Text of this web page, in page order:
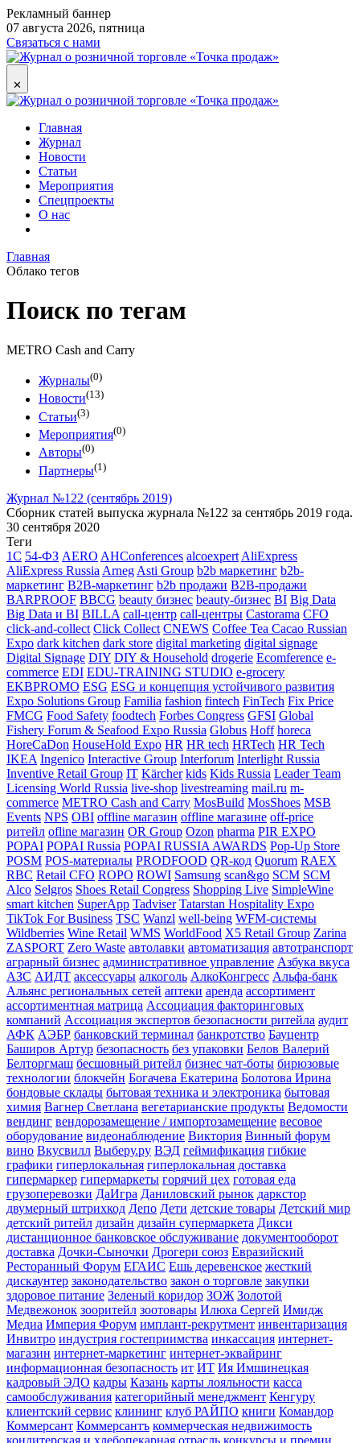
Рекламный баннер
07 августа 2026, пятница
Связаться с нами
✕
Главная
Журнал
Новости
Статьи
Мероприятия
Спецпроекты
О нас
Главная
Облако тегов
Поиск по тегам
METRO Cash and Carry
Журналы(0)
Новости(13)
Статьи(3)
Мероприятия(0)
Авторы(0)
Партнеры(1)
Журнал №122 (сентябрь 2019)
Сборник статей выпуска журнала №122 за сентябрь 2019 года.
30 сентября 2020
Теги
1С 54-ФЗ AERO AHConferences alcoexpert AliExpress
AliExpress Russia Arneg Asti Group b2b маркетинг b2b-
маркетинг B2B-маркетинг b2b продажи B2B-продажи
BARPROOF BBCG beauty бизнес beauty-бизнес BI Big Data
Big Data и BI BILLA call-центр call-центры Castorama CFO
click-and-collect Click Collect CNEWS Coffee Tea Cacao Russian
Expo dark kitchen dark store digital marketing digital signage
Digital Signage DIY DIY & Household drogerie Ecomference e-
commerce EDI EDU-TRAINING STUDIO e-grocery
EKBPROMO ESG ESG и концепция устойчивого развития
Expo Solutions Group Familia fashion fintech FinTech Fix Price
FMCG Food Safety foodtech Forbes Congress GFSI Global
Fishery Forum & Seafood Expo Russia Globus Hoff horeca
HoreCaDon HouseHold Expo HR HR tech HRTech HR Tech
IKEA Ingenico Interactive Group Interforum Interlight Russia
Inventive Retail Group IT Kärcher kids Kids Russia Leader Team
Licensing World Russia live-shop livestreaming mail.ru m-
commerce METRO Cash and Carry MosBuild MosShoes MSB
Events NPS OBI offline магазин offline магазине off-price
ритейл ofline магазин OR Group Ozon pharma PIR EXPO
POPAI POPAI Russia POPAI RUSSIA AWARDS Pop-Up Store
POSM POS-материалы PRODFOOD QR-код Quorum RAEX
RBC Retail CFO ROPO ROWI Samsung scan&go SCM SCM
Alco Selgros Shoes Retail Congress Shopping Live SimpleWine
smart kitchen SuperApp Tadviser Tatarstan Hospitality Expo
TikTok For Business TSC Wanzl well-being WFM-системы
Wildberries Wine Retail WMS WorldFood X5 Retail Group Zarina
ZASPORT Zero Waste автолавки автоматизация автотранспорт
аграрный бизнес административное управление Азбука вкуса
АЗС АИДТ аксессуары алкоголь АлкоКонгресс Альфа-банк
Альянс региональных сетей аптеки аренда ассортимент
ассортиментная матрица Ассоциация факторинговых
компаний Ассоциация экспертов безопасности ритейла аудит
АФК АЭБР банковский терминал банкротство Бауцентр
Баширов Артур безопасность без упаковки Белов Валерий
Белторгмаш бесшовный ритейл бизнес чат-боты бирюзовые
технологии блокчейн Богачева Екатерина Болотова Ирина
бондовые склады бытовая техника и электроника бытовая
химия Вагнер Светлана вегетарианские продукты Ведомости
вендинг вендорозамещение / импортозамещение весовое
оборудование видеонаблюдение Виктория Винный форум
вино Вкусвилл Выберу.ру ВЭД геймификация гибкие
графики гиперлокальная гиперлокальная доставка
гипермаркер гипермаркеты горячий цех готовая еда
грузоперевозки ДаИгра Даниловский рынок даркстор
двумерный штрихкод Депо Дети детские товары Детский мир
детский ритейл дизайн дизайн супермаркета Дикси
дистанционное банковское обслуживание документооборот
доставка Дочки-Сыночки Дрогери союз Евразийский
Ресторанный Форум ЕГАИС Ешь деревенское жесткий
дискаунтер законодательство закон о торговле закупки
здоровое питание Зеленый коридор ЗОЖ Золотой
Медвежонок зооритейл зоотовары Илюха Сергей Имидж
Медиа Империя Форум имплант-рекрутмент инвентаризация
Инвитро индустрия гостеприимства инкассация интернет-
магазин интернет-маркетинг интернет-эквайринг
информационная безопасность ит ИТ Ия Имшинецкая
кадровый ЭДО кадры Казань карты лояльности касса
самообслуживания категорийный менеджмент Кенгуру
клиентский сервис клининг клуб РАЙПО книги Командор
Коммерсант Коммерсантъ коммерческая недвижимость
кондитерская и хлебопекарная отрасль конкурсы и премии